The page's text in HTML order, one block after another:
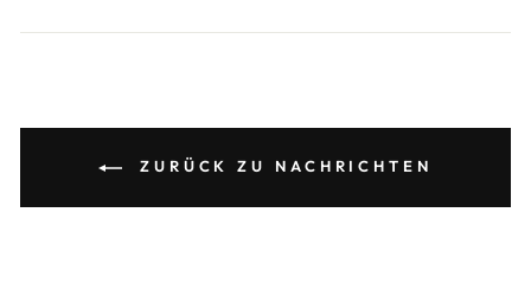
ZURÜCK ZU NACHRICHTEN